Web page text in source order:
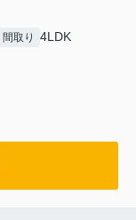
間取り 4LDK